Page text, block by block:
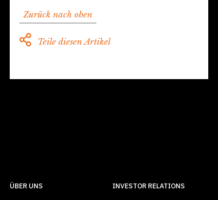
Zurück nach oben
Teile diesen Artikel
ÜBER UNS INVESTOR RELATIONS